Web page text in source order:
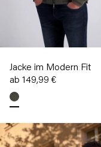
Jacke im Modern Fit
ab 149,99 €